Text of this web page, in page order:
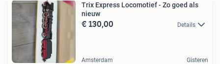
Trix Express Locomotief - Zo goed als
nieuw
€ 130,00 Details
Amsterdam Gisteren